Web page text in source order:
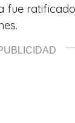
fue